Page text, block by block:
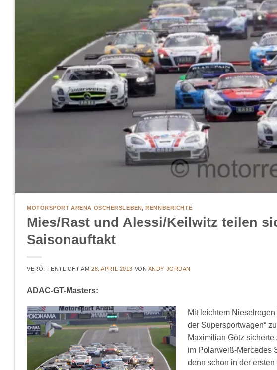
MOTORSPORT ARENA OSCHERSLEBEN,RENNBERICHTE
Mies/Rast und Alessi/Keilwitz teilen
Saisonauftakt
VERÖFFENTLICHT AM28. APRIL 2013 VON ANDY JORDAN
ADAC-GT-Masters:
Mit leichtem
der Supersportwagen“
Maximilian Götz
im Polarweiß-Mercedes
denn schon in der